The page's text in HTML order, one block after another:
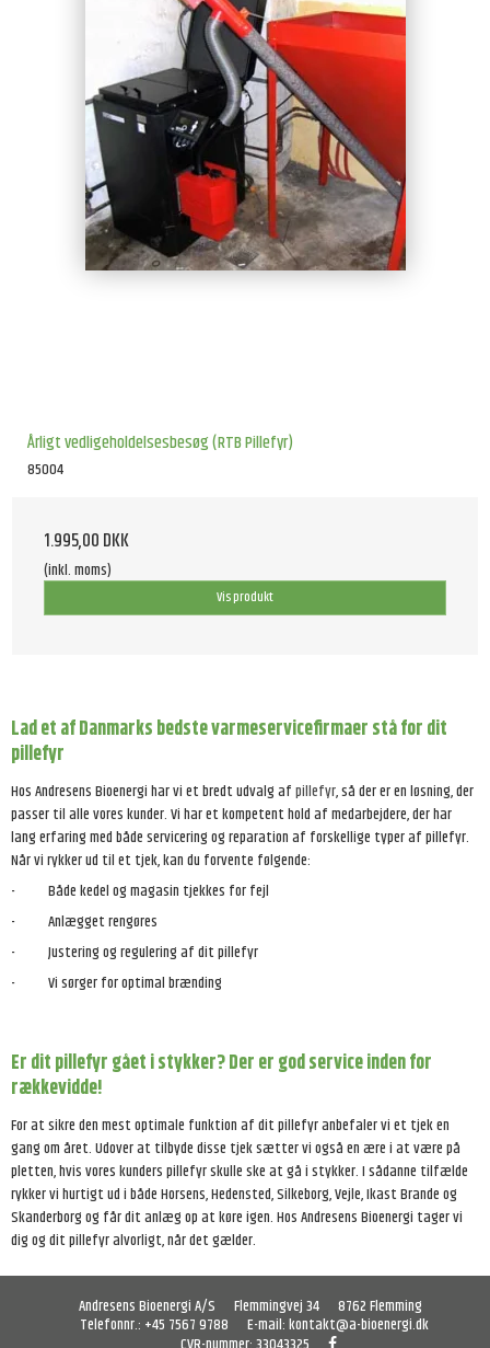
Årligt vedligeholdelsesbesøg (RTB Pillefyr)
85004
1.995,00 DKK
(inkl. moms)
Vis produkt
Lad et af Danmarks bedste varmeservicefirmaer stå for dit
pillefyr
Hos Andresens Bioenergi har vi et bredt udvalg afpillefyr, så der er en løsning, der
passer til alle vores kunder. Vi har et kompetent hold af medarbejdere, der har
lang erfaring med både servicering og reparation af forskellige typer af pillefyr.
Når vi rykker ud til et tjek, kan du forvente følgende:
- Både kedel og magasin tjekkes for fejl
- Anlægget rengøres
- Justering og regulering af dit pillefyr
- Vi sørger for optimal brænding
Er dit pillefyr gået i stykker? Der er god service inden for
rækkevidde!
For at sikre den mest optimale funktion af dit pillefyr anbefaler vi et tjek en
gang om året. Udover at tilbyde disse tjek sætter vi også en ære i at være på
pletten, hvis vores kunders pillefyr skulle ske at gå i stykker. I sådanne tilfælde
rykker vi hurtigt ud i både Horsens, Hedensted, Silkeborg, Vejle, Ikast Brande og
Skanderborg og får dit anlæg op at køre igen. Hos Andresens Bioenergi tager vi
dig og dit pillefyr alvorligt, når det gælder.
Andresens Bioenergi A/S Flemmingvej 34 8762 Flemming
Telefonnr.: +45 7567 9788 E-mail:kontakt@a-bioenergi.dk